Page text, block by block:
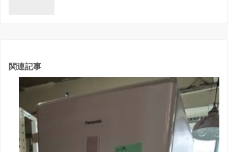
関連記事